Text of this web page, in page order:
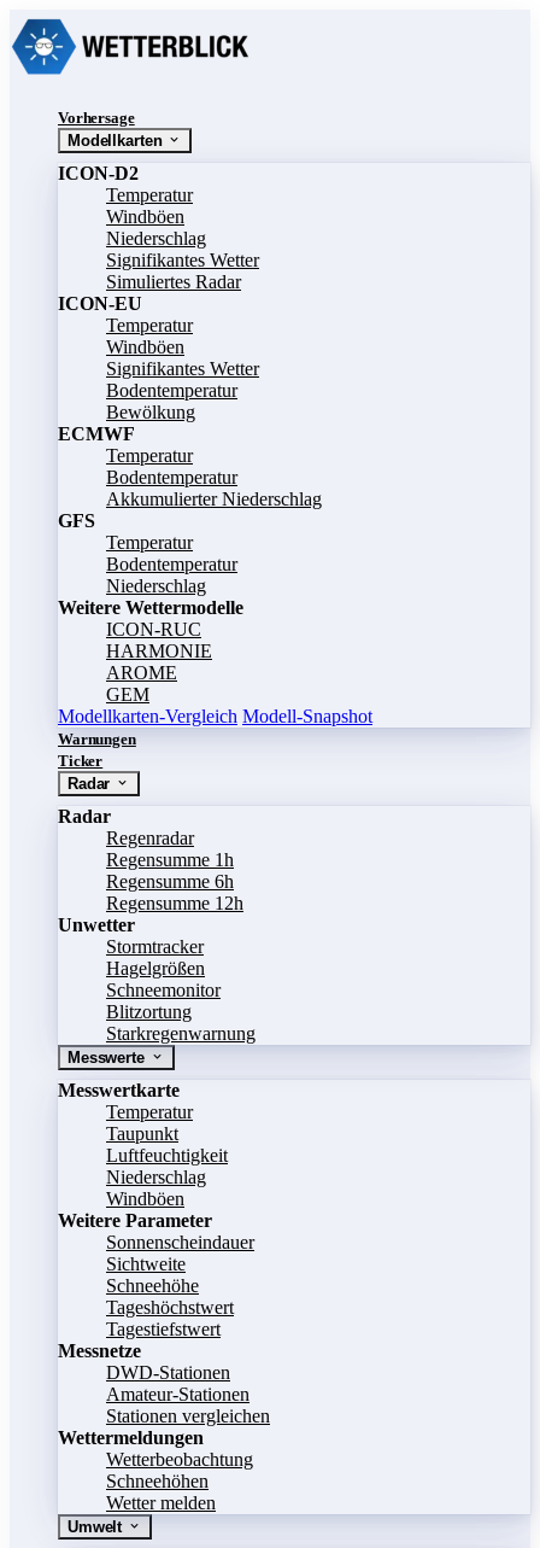
Vorhersage
Modellkarten
ICON-D2
Temperatur
Windböen
Niederschlag
Signifikantes Wetter
Simuliertes Radar
ICON-EU
Temperatur
Windböen
Signifikantes Wetter
Bodentemperatur
Bewölkung
ECMWF
Temperatur
Bodentemperatur
Akkumulierter Niederschlag
GFS
Temperatur
Bodentemperatur
Niederschlag
Weitere Wettermodelle
ICON-RUC
HARMONIE
AROME
GEM
Modellkarten-Vergleich Modell-Snapshot
Warnungen
Ticker
Radar
Radar
Regenradar
Regensumme 1h
Regensumme 6h
Regensumme 12h
Unwetter
Stormtracker
Hagelgrößen
Schneemonitor
Blitzortung
Starkregenwarnung
Messwerte
Messwertkarte
Temperatur
Taupunkt
Luftfeuchtigkeit
Niederschlag
Windböen
Weitere Parameter
Sonnenscheindauer
Sichtweite
Schneehöhe
Tageshöchstwert
Tagestiefstwert
Messnetze
DWD-Stationen
Amateur-Stationen
Stationen vergleichen
Wettermeldungen
Wetterbeobachtung
Schneehöhen
Wetter melden
Umwelt